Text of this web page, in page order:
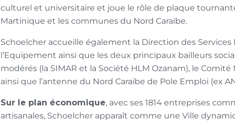
culturel et universitaire et joue le rôle de plaque
Martinique et les communes du Nord Caraïbe.
Schoelcher accueille également la Direction des Services
l’Equipement ainsi que les deux principaux bailleurs
modérés (la SIMAR et la Société HLM Ozanam), le
ainsi que l’antenne du Nord Caraïbe de Pole Emploi (ex
Sur le plan économique, avec ses 1814 entreprises
artisanales, Schoelcher apparaît comme une Ville